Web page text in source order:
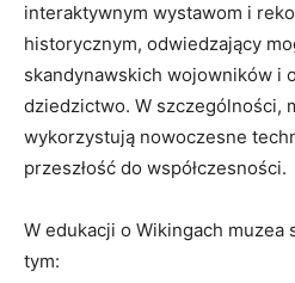
interaktywnym wystawom i
historycznym, odwiedzający
skandynawskich wojowników i
dziedzictwo. W szczególności,
wykorzystują nowoczesne
przeszłość do współczesności.
W edukacji o Wikingach muzea
tym: